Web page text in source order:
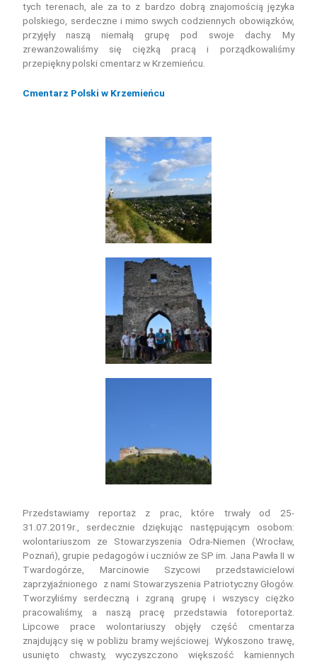
tych terenach, ale za to z bardzo dobrą znajomością języka
polskiego, serdeczne i mimo swych codziennych obowiązków,
przyjęły naszą niemałą grupę pod swoje dachy. My
zrewanżowaliśmy się ciężką pracą i porządkowaliśmy
przepiękny polski cmentarz w Krzemieńcu.
Cmentarz Polski w Krzemieńcu
Przedstawiamy reportaż z prac, które trwały od 25-
31.07.2019r., serdecznie dziękując następującym osobom:
wolontariuszom ze Stowarzyszenia Odra-Niemen (Wrocław,
Poznań), grupie pedagogów i uczniów ze SP im. Jana Pawła II w
Twardogórze, Marcinowie Szycowi przedstawicielowi
zaprzyjaźnionego z nami Stowarzyszenia Patriotyczny Głogów.
Tworzyliśmy serdeczną i zgraną grupę i wszyscy ciężko
pracowaliśmy, a naszą pracę przedstawia fotoreportaż.
Lipcowe prace wolontariuszy objęły część cmentarza
znajdujący się w pobliżu bramy wejściowej. Wykoszono trawę,
usunięto chwasty, wyczyszczono większość kamiennych